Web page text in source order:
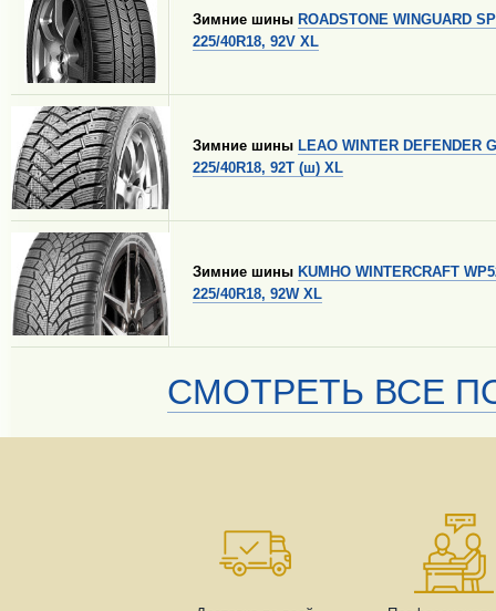
Зимние шины ROADSTONE WINGUARD
225/40R18, 92V XL
Зимние шины LEAO WINTER DEFENDER
225/40R18, 92T (ш) XL
Зимние шины KUMHO WINTERCRAFT
225/40R18, 92W XL
СМОТРЕТЬ ВСЕ